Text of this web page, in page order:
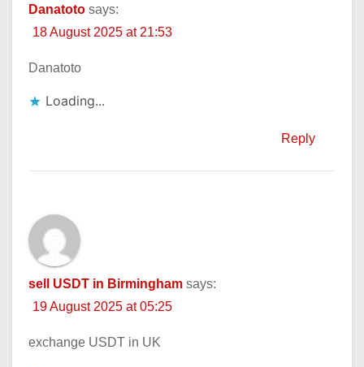
Danatoto says:
18 August 2025 at 21:53
Danatoto
Loading...
Reply
sell USDT in Birmingham says:
19 August 2025 at 05:25
exchange USDT in UK